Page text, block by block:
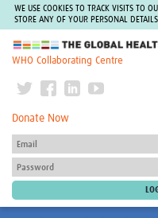
WE USE COOKIES TO TRACK VISITS TO
STORE ANY OF YOUR PERSONAL DETAILS.
The Global Health Network
WHO Collaborating Centre
Donate Now